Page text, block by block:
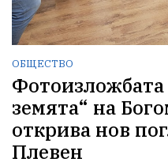
ОБЩЕСТВО
земята“ на
открива нов
Плевен